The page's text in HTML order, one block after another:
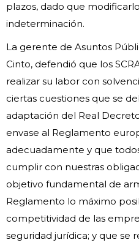
plazos, dado que
indeterminación.
La gerente de Asuntos
Cinto, defendió que los
realizar su labor con
ciertas cuestiones que se
adaptación del Real
envase al Reglamento
adecuadamente y que
cumplir con nuestras
objetivo fundamental de
Reglamento lo máximo
competitividad de las
seguridad jurídica; y que se